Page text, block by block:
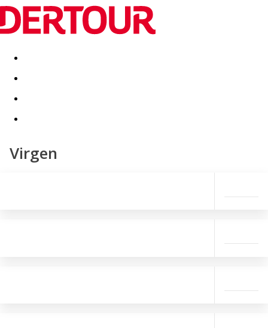
Destinatii Vacanta perfecta OFERTE DE NERATAT
Virgen